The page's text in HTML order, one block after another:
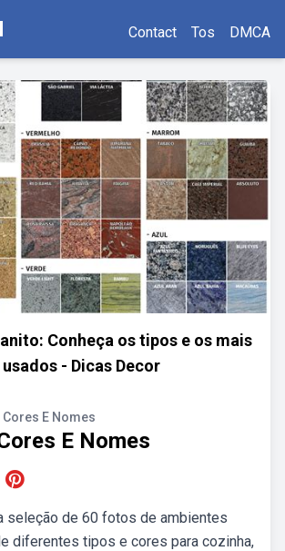
Contact Tos DMCA
Conheça os tipos e os mais
usados - Dicas Decor
E Nomes
E Nomes
seleção de 60 fotos de ambientes
diferentes tipos e cores para cozinha,